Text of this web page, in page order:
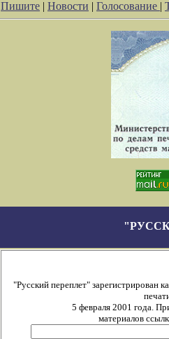
Пишите | Новости | Голосование |
"Русский переплет" зарегистрирован
5 февраля 2001 года.
материалов